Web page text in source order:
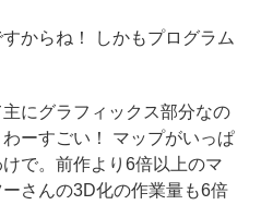
からね！ しかもプログラム
にグラフィックス部分なの
ーすごい！ マップがいっぱ
で。前作より6倍以上のマ
さんの3D化の作業量も6倍